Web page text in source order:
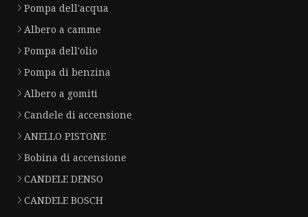
Pompa dell'acqua
Albero a camme
Pompa dell'olio
Pompa di benzina
Albero a gomiti
Candele di accensione
ANELLO PISTONE
Bobina di accensione
CANDELE DENSO
CANDELE BOSCH